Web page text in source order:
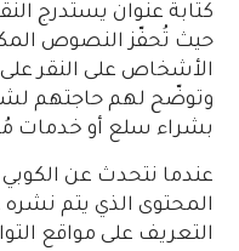
كتابة عنوان يستدرج
حيث تُحفّز النصوص
الأشخاص على النقر
وتوضّح لهم حاجتهم
بشراء سلع أو خدمات
عندما نتحدث عن الكوبي
المحتوى الذي يتم
التعريف على مواقع